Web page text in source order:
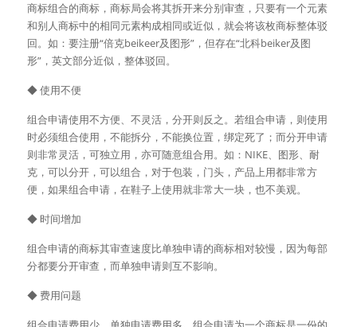
商标组合的商标，商标局会将其拆开来分别审查，只要有一个元素
和别人商标中的相同元素构成相同或近似，就会将该枚商标整体驳
回。如：要注册“倍克beikeer及图形”，但存在“北科beiker及图
形”，英文部分近似，整体驳回。
◆ 使用不便
组合申请使用不方便、不灵活，分开则反之。若组合申请，则使用
时必须组合使用，不能拆分，不能换位置，绑定死了；而分开申请
则非常灵活，可独立用，亦可随意组合用。如：NIKE、图形、耐
克，可以分开，可以组合，对于包装，门头，产品上用都非常方
便，如果组合申请，在鞋子上使用就非常大一块，也不美观。
◆ 时间增加
组合申请的商标其审查速度比单独申请的商标相对较慢，因为每部
分都要分开审查，而单独申请则互不影响。
◆ 费用问题